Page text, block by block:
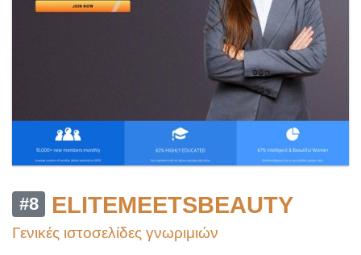
#8 ELITEMEETSBEAUTY
Γενικές ιστοσελίδες γνωριμιών